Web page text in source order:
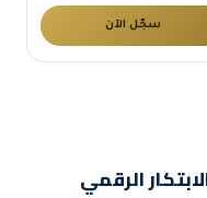
سجّل الآن
الرقمي